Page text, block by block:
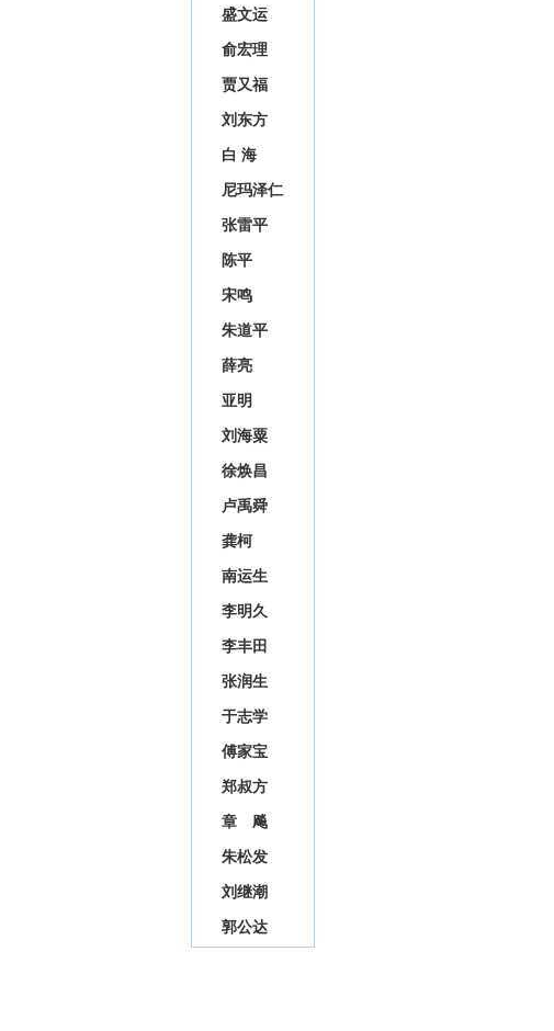
盛文运
俞宏理
贾又福
刘东方
白 海
尼玛泽仁
张雷平
陈平
宋鸣
朱道平
薛亮
亚明
刘海粟
徐焕昌
卢禹舜
龚柯
南运生
李明久
李丰田
张润生
于志学
傅家宝
郑叔方
章 飚
朱松发
刘继潮
郭公达